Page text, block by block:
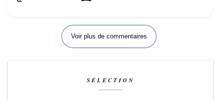
Voir plus de commentaires
SÉLECTION